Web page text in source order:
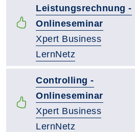
Leistungsrechnung -
Onlineseminar
Xpert Business
LernNetz
Controlling -
Onlineseminar
Xpert Business
LernNetz